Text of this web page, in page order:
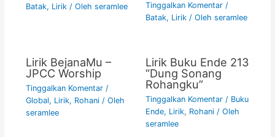
Batak, Lirik/ Oleh seramlee Tinggalkan Komentar /
Batak, Lirik/ Oleh seramlee
Lirik BejanaMu –
JPCC Worship
Tinggalkan Komentar /
Global, Lirik, Rohani/ Oleh
seramlee
Lirik Buku Ende 213
“Dung Sonang
Rohangku”
Tinggalkan Komentar / Buku
Ende, Lirik, Rohani/ Oleh
seramlee